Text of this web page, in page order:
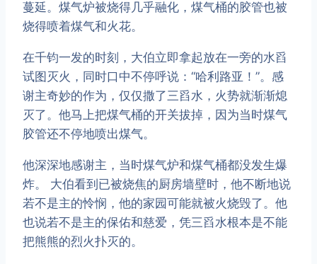
蔓延。煤气炉被烧得几乎融化，煤气桶的胶管也被
烧得喷着煤气和火花。
在千钧一发的时刻，大伯立即拿起放在一旁的水舀
试图灭火，同时口中不停呼说：“哈利路亚！”。感
谢主奇妙的作为，仅仅撒了三舀水，火势就渐渐熄
灭了。他马上把煤气桶的开关拔掉，因为当时煤气
胶管还不停地喷出煤气。
他深深地感谢主，当时煤气炉和煤气桶都没发生爆
炸。 大伯看到已被烧焦的厨房墙壁时，他不断地说
若不是主的怜悯，他的家园可能就被火烧毁了。他
也说若不是主的保佑和慈爱，凭三舀水根本是不能
把熊熊的烈火扑灭的。